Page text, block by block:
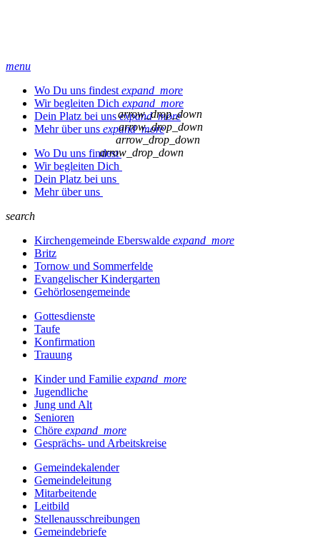
menu
Wo Du uns findest expand_more
Wir begleiten Dich expand_more
Dein Platz bei unsexpand_more
Mehr über uns expand_more
Wo Du uns findest
arrow_drop_down
Wir begleiten Dich
arrow_drop_down
Dein Platz bei uns
arrow_drop_down
Mehr über uns
arrow_drop_down
search
Kirchengemeinde Eberswalde expand_more
Britz
Tornow und Sommerfelde
Evangelischer Kindergarten
Gehörlosengemeinde
Gottesdienste
Taufe
Konfirmation
Trauung
Kinder und Familie expand_more
Jugendliche
Jung und Alt
Senioren
Chöre expand_more
Gesprächs- und Arbeitskreise
Gemeindekalender
Gemeindeleitung
Mitarbeitende
Leitbild
Stellenausschreibungen
Gemeindebriefe